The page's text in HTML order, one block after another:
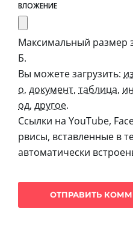
ВЛОЖЕНИЕ
Максимальный размер
Б.
Вы можете загрузить:
о, документ, таблица,
од, другое.
Ссылки на YouTube,
рвисы, вставленные в
автоматически